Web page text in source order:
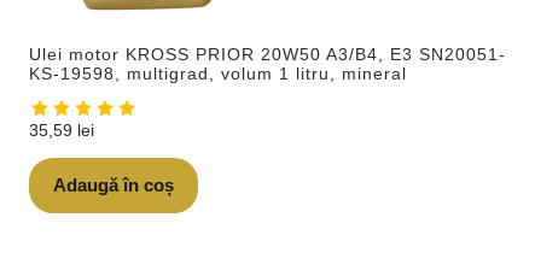
Ulei motor KROSS PRIOR 20W50 A3/B4, E3 SN20051-
KS-19598, multigrad, volum 1 litru, mineral
35,59 lei
Adaugă în coș